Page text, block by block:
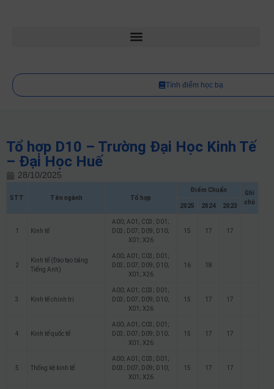
Tính điểm học bạ
Tổ hợp D10 – Trường Đại Học Kinh Tế
– Đại Học Huế
28/10/2025
STT Tên ngành Tổ hợp
Điểm Chuẩn
Ghi
chú
2025 2024 2023
1 Kinh tế
A00; A01; C03; D01;
D03; D07; D09; D10;
X01; X26
15 17 17
2
Kinh tế (Đào tạo bằng
Tiếng Anh)
A00; A01; C03; D01;
D03; D07; D09; D10;
X01; X26
16 18
3 Kinh tế chính trị
A00; A01; C03; D01;
D03; D07; D09; D10;
X01; X26
15 17 17
4 Kinh tế quốc tế
A00; A01; C03; D01;
D03; D07; D09; D10;
X01; X26
15 17 17
5 Thống kê kinh tế
A00; A01; C03; D01;
D03; D07; D09; D10;
X01; X26
15 17 17